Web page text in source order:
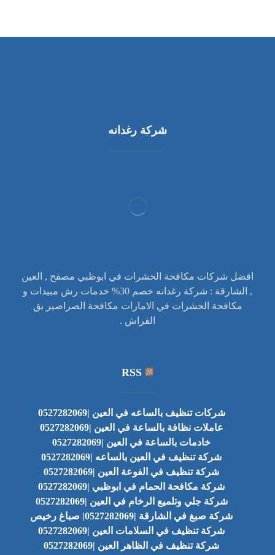
شركة رغدانه
افضل شركات مكافحة الحشرات في ابوظبي مصفح , العين
, الشارقة : شركة رغدانه خصم 30% خدمات رش مبيدات و
مكافحة الحشرات في الامارات مكافحة الصراصير بق
الفراش .
RSS
شركات تنظيف بالساعه في العين |0527282069
عاملات نظافة بالساعة في العين |0527282069
خادمات بالساعة في العين |0527282069
شركة تنظيف في العين بالساعه |0527282069
شركة تنظيف في الفوعة العين |0527282069
شركة مكافحة الحمام في ابوظبي |0527282069
شركة جلي وتلميع الرخام في العين |0527282069
شركة صبغ في الشارقة |0527282069| صباغ رخيص
شركة تنظيف في السلامات العين |0527282069
شركة تنظيف في الظاهر العين |0527282069